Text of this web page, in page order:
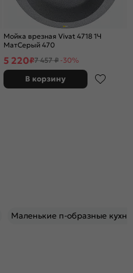
Мойка врезная Vivat 4718 1Ч
МатСерый 470
5 220₽7 457 ₽ -30%
В корзину
Маленькие п-образные кухни